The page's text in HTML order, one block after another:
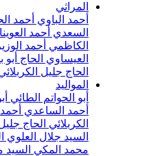
المراثي
أحمد الباوي أحمد
السعدي أحمد
الكاظمي أحمد
العيساوي الحاج
الحاج جليل
المواليد
أبو الحواتم الطائي
أحمد الساعدي
الكربلائي الحاج
السيد جلال العلوي
محمد المكي